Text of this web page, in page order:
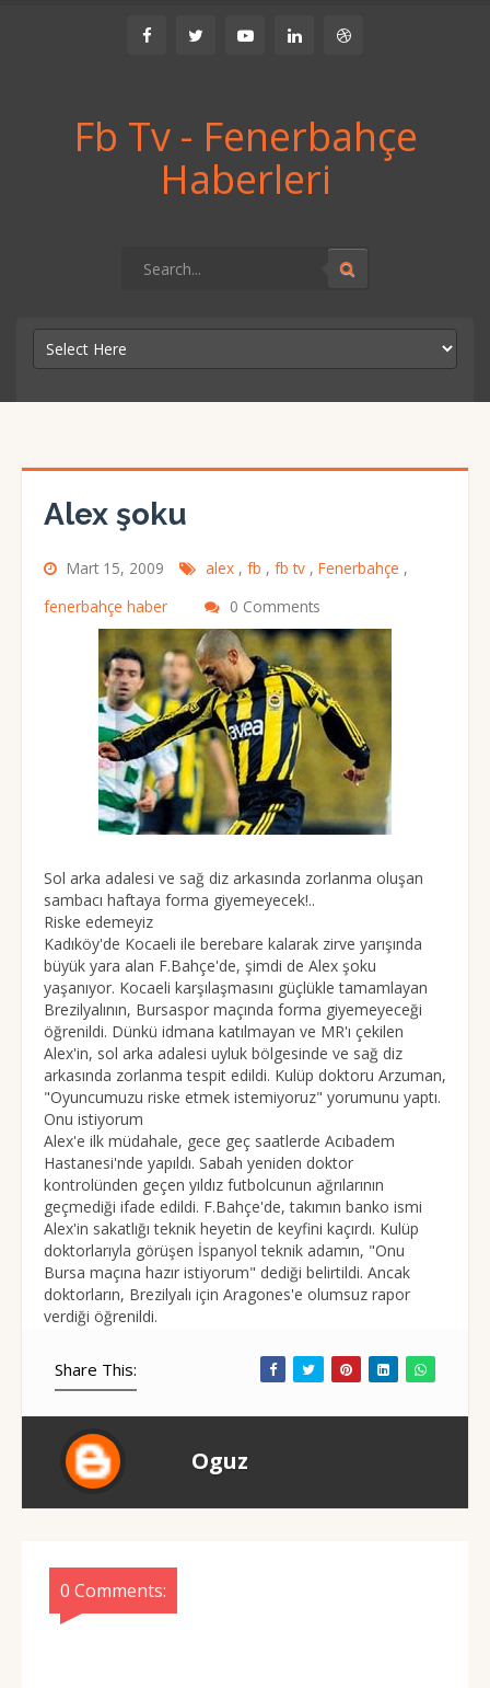
Fb Tv - Fenerbahçe
Haberleri
Alex şoku
Mart 15, 2009 alex , fb , fb tv , Fenerbahçe ,
fenerbahçe haber
0 Comments
Sol arka adalesi ve sağ diz arkasında zorlanma oluşan
sambacı haftaya forma giyemeyecek!..
Riske edemeyiz
Kadıköy'de Kocaeli ile berebare kalarak zirve yarışında
büyük yara alan F.Bahçe'de, şimdi de Alex şoku
yaşanıyor. Kocaeli karşılaşmasını güçlükle tamamlayan
Brezilyalının, Bursaspor maçında forma giyemeyeceği
öğrenildi. Dünkü idmana katılmayan ve MR'ı çekilen
Alex'in, sol arka adalesi uyluk bölgesinde ve sağ diz
arkasında zorlanma tespit edildi. Kulüp doktoru Arzuman,
"Oyuncumuzu riske etmek istemiyoruz" yorumunu yaptı.
Onu istiyorum
Alex'e ilk müdahale, gece geç saatlerde Acıbadem
Hastanesi'nde yapıldı. Sabah yeniden doktor
kontrolünden geçen yıldız futbolcunun ağrılarının
geçmediği ifade edildi. F.Bahçe'de, takımın banko ismi
Alex'in sakatlığı teknik heyetin de keyfini kaçırdı. Kulüp
doktorlarıyla görüşen İspanyol teknik adamın, "Onu
Bursa maçına hazır istiyorum" dediği belirtildi. Ancak
doktorların, Brezilyalı için Aragones'e olumsuz rapor
verdiği öğrenildi.
Share This:
Oguz
0 Comments: